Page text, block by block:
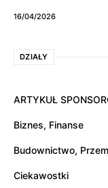
16/04/2026
DZIAŁY
ARTYKUŁ
Biznes, Finanse
Budownictwo,
Ciekawostki